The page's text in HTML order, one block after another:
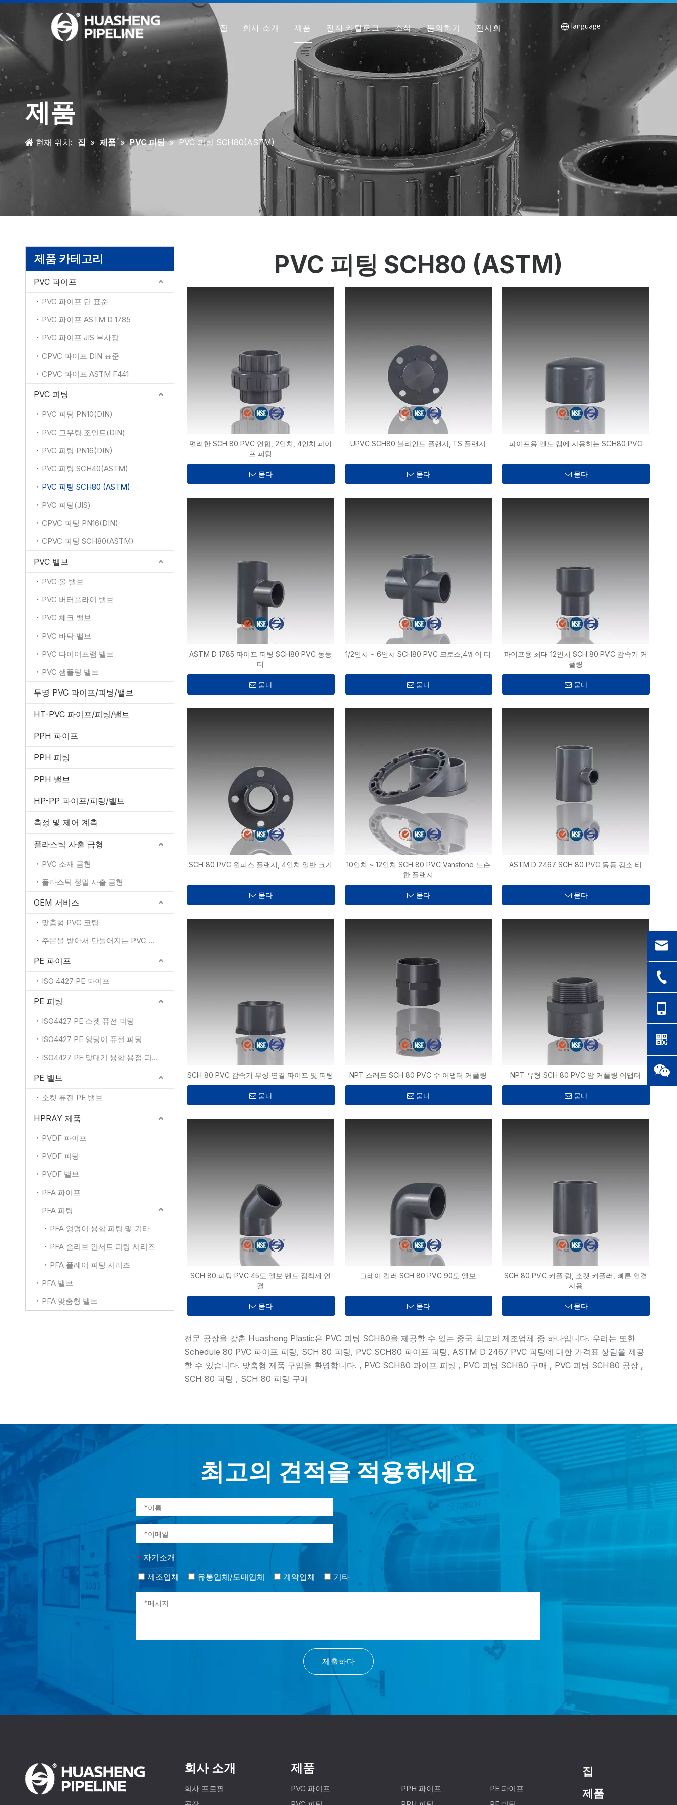
집 회사 소개
회사 프로필
우리가 다른 이유
샘플 받기
제품
PVC 파이프
PVC 피팅
PVC 밸브
투명 PVC 파이프/피팅/밸브
HT-PVC 파이프/피팅/밸브
PPH 파이프
PPH 피팅
PPH 밸브
측정 및 제어 계측
PE 파이프
전자 카탈로그 소식 문의하기 전시회
제품
현재 위치: 집 » 제품 » PVC 피팅 » PVC 피팅 SCH80(ASTM)
제품 카테고리
PVC 파이프
PVC 파이프 딘 표준
PVC 파이프 ASTM D 1785
PVC 파이프 JIS 부사장
CPVC 파이프 DIN 표준
CPVC 파이프 ASTM F441
PVC 피팅
PVC 피팅 PN10(DIN)
PVC 고무링 조인트(DIN)
PVC 피팅 PN16(DIN)
PVC 피팅 SCH40(ASTM)
PVC 피팅 SCH80 (ASTM)
PVC 피팅(JIS)
CPVC 피팅 PN16(DIN)
CPVC 피팅 SCH80(ASTM)
PVC 밸브
PVC 볼 밸브
PVC 버터플라이 밸브
PVC 체크 밸브
PVC 바닥 밸브
PVC 다이어프램 밸브
PVC 샘플링 밸브
투명 PVC 파이프/피팅/밸브
HT-PVC 파이프/피팅/밸브
PPH 파이프
PPH 피팅
PPH 밸브
HP-PP 파이프/피팅/밸브
측정 및 제어 계측
플라스틱 사출 금형
PVC 소재 금형
플라스틱 정밀 사출 금형
OEM 서비스
맞춤형 PVC 코팅
주문을 받아서 만들어지는 PVC 색깔
PE 파이프
ISO 4427 PE 파이프
PE 피팅
ISO4427 PE 소켓 퓨전 피팅
ISO4427 PE 엉덩이 퓨전 피팅
ISO4427 PE 맞대기 융합 용접 피팅
PE 밸브
소켓 퓨전 PE 밸브
HPRAY 제품
PVDF 파이프
PVDF 피팅
PVDF 밸브
PFA 파이프
PFA 피팅
PFA 엉덩이 융합 피팅 및 기타
PFA 슬리브 인서트 피팅 시리즈
PFA 플레어 피팅 시리즈
PFA 밸브
PFA 맞춤형 밸브
PVC 피팅 SCH80 (ASTM)
편리한 SCH 80 PVC 연합, 2인치, 4인치 파이
프 피팅
묻다
UPVC SCH80 블라인드 플랜지, TS 플랜지
묻다
파이프용 엔드 캡에 사용하는 SCH80 PVC
묻다
ASTM D 1785 파이프 피팅 SCH80 PVC 동등
티
묻다
1/2인치 ~ 6인치 SCH80 PVC 크로스,4웨이 티
묻다
파이프용 최대 12인치 SCH 80 PVC 감속기 커
플링
묻다
SCH 80 PVC 원피스 플랜지, 4인치 일반 크기
묻다
10인치 ~ 12인치 SCH 80 PVC Vanstone 느슨
한 플랜지
묻다
ASTM D 2467 SCH 80 PVC 동등 감소 티
묻다
SCH 80 PVC 감속기 부싱 연결 파이프 및 피팅
묻다
NPT 스레드 SCH 80 PVC 수 어댑터 커플링
묻다
NPT 유형 SCH 80 PVC 암 커플링 어댑터
묻다
SCH 80 피팅 PVC 45도 엘보 벤드 접착제 연
결
묻다
그레이 컬러 SCH 80 PVC 90도 엘보
묻다
SCH 80 PVC 커플 링, 소켓 커플러, 빠른 연결
사용
묻다
전문 공장을 갖춘 Huasheng Plastic은 PVC 피팅 SCH80을 제공할 수 있는 중국 최고의 제조업체 중 하나입니다. 우리는 또한
Schedule 80 PVC 파이프 피팅, SCH 80 피팅, PVC SCH80 파이프 피팅, ASTM D 2467 PVC 피팅에 대한 가격표 상담을 제공
할 수 있습니다. 맞춤형 제품 구입을 환영합니다. , PVC SCH80 파이프 피팅 , PVC 피팅 SCH80 구매 , PVC 피팅 SCH80 공장 ,
SCH 80 피팅 , SCH 80 피팅 구매
최고의 견적을 적용하세요
* 자기소개
제조업체
유통업체/도매업체 계약업체 기타
제출하다
회사 소개
회사 프로필
제품
PVC 파이프
PPH 파이프
PE 파이프
집
제품